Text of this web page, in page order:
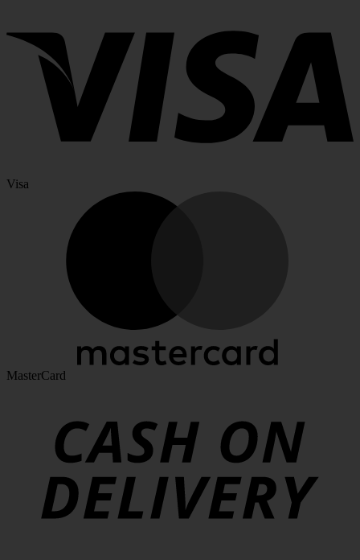
Visa
MasterCard